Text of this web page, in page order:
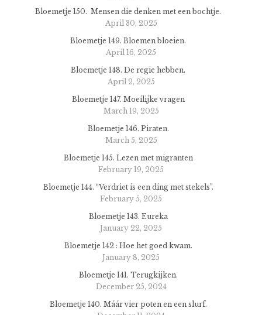
Bloemetje 150. Mensen die denken met een bochtje.
April 30, 2025
Bloemetje 149. Bloemen bloeien.
April 16, 2025
Bloemetje 148. De regie hebben.
April 2, 2025
Bloemetje 147. Moeilijke vragen
March 19, 2025
Bloemetje 146. Piraten.
March 5, 2025
Bloemetje 145. Lezen met migranten
February 19, 2025
Bloemetje 144. “Verdriet is een ding met stekels”.
February 5, 2025
Bloemetje 143. Eureka
January 22, 2025
Bloemetje 142 : Hoe het goed kwam.
January 8, 2025
Bloemetje 141. Terugkijken.
December 25, 2024
Bloemetje 140. Máár vier poten en een slurf.